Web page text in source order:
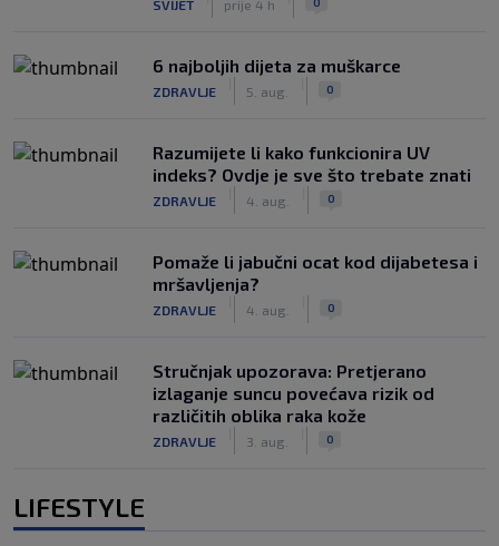
SVIJET prije 4 h
6 najboljih dijeta za muškarce
ZDRAVLJE 5. aug. 0
Razumijete li kako funkcionira UV
indeks? Ovdje je sve što trebate znati
ZDRAVLJE 4. aug. 0
Pomaže li jabučni ocat kod dijabetesa i
mršavljenja?
ZDRAVLJE 4. aug. 0
Stručnjak upozorava: Pretjerano
izlaganje suncu povećava rizik od
različitih oblika raka kože
ZDRAVLJE 3. aug. 0
LIFESTYLE